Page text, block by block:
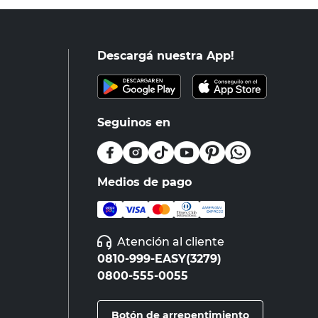
Descargá nuestra App!
Seguinos en
Medios de pago
Atención al cliente
0810-999-EASY(3279)
0800-555-0055
Botón de arrepentimiento